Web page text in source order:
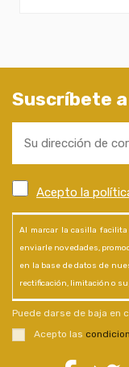
Suscríbete
Acepto la
Al marcar la casilla
enviarle novedades,
en la base de datos de
rectificación, limitación o
Puede darse de baja en
Acepto las